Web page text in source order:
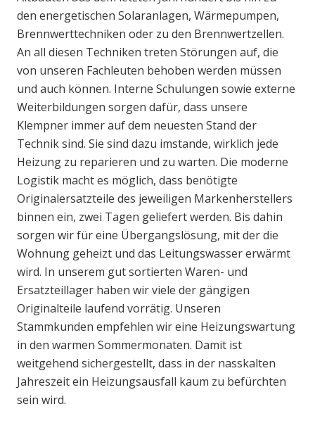
den energetischen Solaranlagen, Wärmepumpen,
Brennwerttechniken oder zu den Brennwertzellen.
An all diesen Techniken treten Störungen auf, die
von unseren Fachleuten behoben werden müssen
und auch können. Interne Schulungen sowie externe
Weiterbildungen sorgen dafür, dass unsere
Klempner immer auf dem neuesten Stand der
Technik sind. Sie sind dazu imstande, wirklich jede
Heizung zu reparieren und zu warten. Die moderne
Logistik macht es möglich, dass benötigte
Originalersatzteile des jeweiligen Markenherstellers
binnen ein, zwei Tagen geliefert werden. Bis dahin
sorgen wir für eine Übergangslösung, mit der die
Wohnung geheizt und das Leitungswasser erwärmt
wird. In unserem gut sortierten Waren- und
Ersatzteillager haben wir viele der gängigen
Originalteile laufend vorrätig. Unseren
Stammkunden empfehlen wir eine Heizungswartung
in den warmen Sommermonaten. Damit ist
weitgehend sichergestellt, dass in der nasskalten
Jahreszeit ein Heizungsausfall kaum zu befürchten
sein wird.